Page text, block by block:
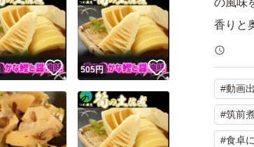
の風味
香りと
盛り付
「あ
盛る
お弁
#動画
#筑前
#食卓
いいね！
505円 いいね！